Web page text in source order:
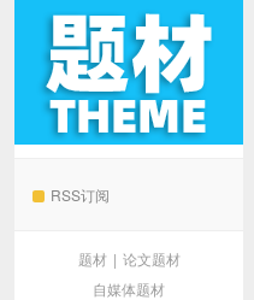
RSS订阅
题材 | 论文题材
自媒体题材